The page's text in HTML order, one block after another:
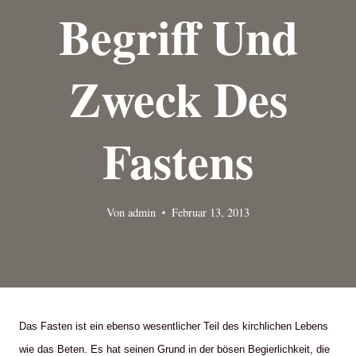
Begriff Und
Zweck Des
Fastens
Von admin Februar 13, 2013
Das Fasten ist ein ebenso wesentlicher Teil des kirchlichen Lebens
wie das Beten. Es hat seinen Grund in der bösen Begierlichkeit, die